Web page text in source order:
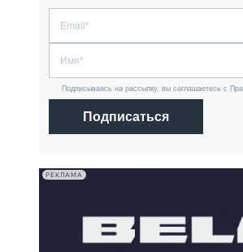
Подписываясь на рассылку, вы соглашаетесь с
Подписаться
РЕКЛАМА